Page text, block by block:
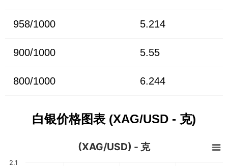
958/1000 5.214
900/1000 5.55
800/1000 6.244
白银价格图表 (XAG/USD - 克)
(XAG/USD) - 克
2.1